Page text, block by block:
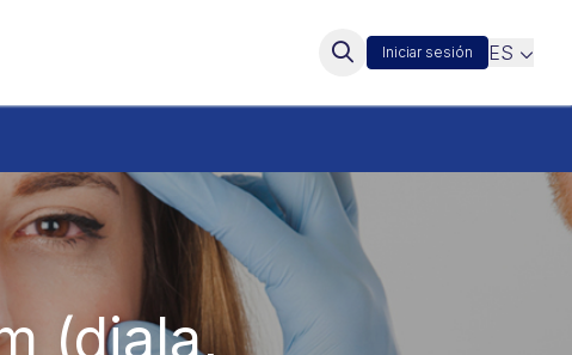
Iniciar sesión ES
(diala,